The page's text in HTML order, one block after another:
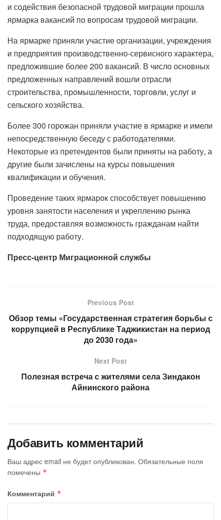
и содействия безопасной трудовой миграции прошла
ярмарка вакансий по вопросам трудовой миграции.
На ярмарке приняли участие организации, учреждения
и предприятия производственно-сервисного характера,
предложившие более 200 вакансий. В число основных
предложенных направлений вошли отрасли
строительства, промышленности, торговли, услуг и
сельского хозяйства.
Более 300 горожан приняли участие в ярмарке и имели
непосредственную беседу с работодателями.
Некоторые из претендентов были приняты на работу, а
другие были зачислены на курсы повышения
квалификации и обучения.
Проведение таких ярмарок способствует повышению
уровня занятости населения и укреплению рынка
труда, предоставляя возможность гражданам найти
подходящую работу.
Пресс-центр Миграционной службы
Previous Post
Обзор темы «Государственная стратегия борьбы с
коррупцией в Республике Таджикистан на период
до 2030 года»
Next Post
Полезная встреча с жителями села Зиндакон
Айнинского района
Добавить комментарий
Ваш адрес email не будет опубликован. Обязательные поля
помечены *
Комментарий *